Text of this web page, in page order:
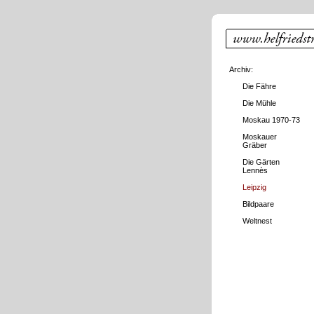
Archiv:
Die Fähre
Die Mühle
Moskau 1970-73
Moskauer
Gräber
Die Gärten
Lennès
Leipzig
Bildpaare
Weltnest